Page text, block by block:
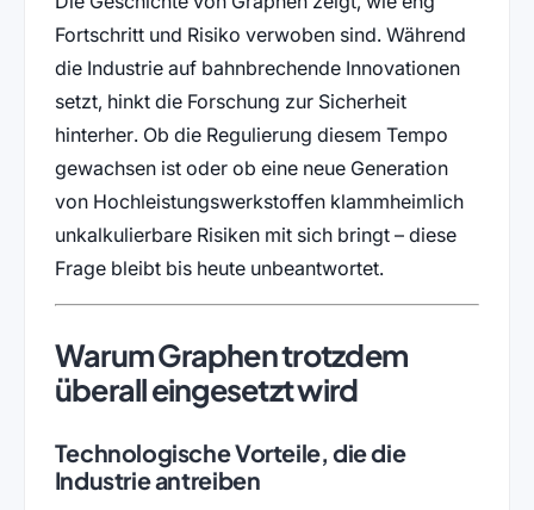
Fortschritt und Risiko verwoben sind. Während
die Industrie auf bahnbrechende Innovationen
setzt, hinkt die Forschung zur Sicherheit
hinterher. Ob die Regulierung diesem Tempo
gewachsen ist oder ob eine neue Generation
von Hochleistungswerkstoffen klammheimlich
unkalkulierbare Risiken mit sich bringt – diese
Frage bleibt bis heute unbeantwortet.
Warum Graphen trotzdem
überall eingesetzt wird
Technologische Vorteile, die die
Industrie antreiben